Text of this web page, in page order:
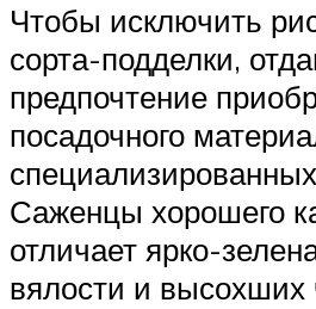
Чтобы исключить
сорта-подделки,
предпочтение
посадочного
Саженцы хорошего
отличает ярко-
вялости и высохших